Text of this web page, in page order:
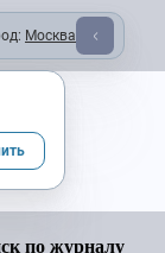
Москва
по журналу